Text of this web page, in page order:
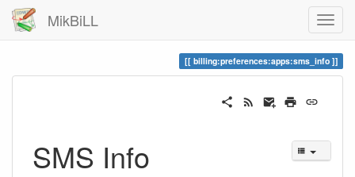
MikBiLL
billing:preferences:apps:sms_info
SMS Info